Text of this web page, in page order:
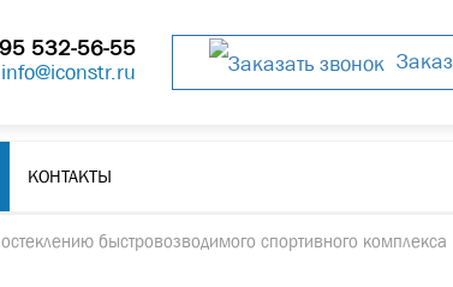
532-56-55
info@iconstr.ru
КОНТАКТЫ
быстровозводимого спортивного комплекса